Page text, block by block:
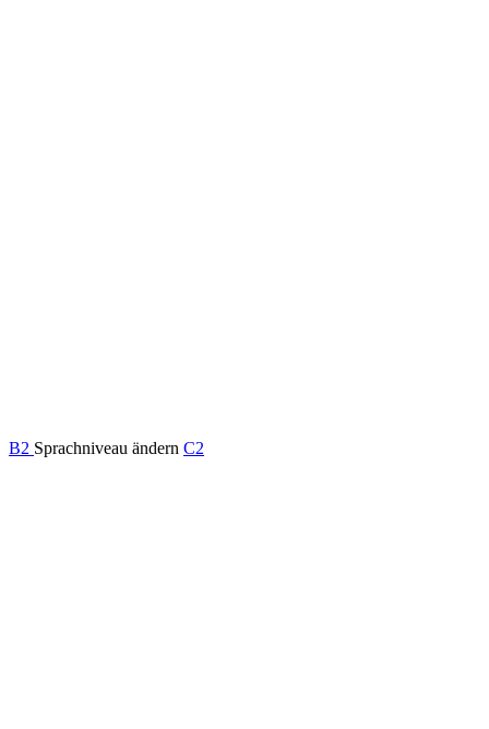
B2 Sprachniveau ändern C2